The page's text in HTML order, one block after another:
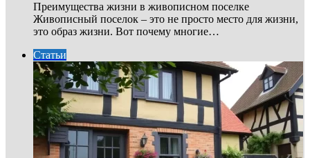
Преимущества жизни в живописном поселке
Живописный поселок – это не просто место для жизни,
это образ жизни. Вот почему многие…
Статьи